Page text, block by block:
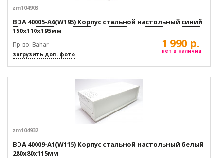
zm104903
BDA 40005-A6(W195) Корпус стальной настольный синий
150x110x195мм
Пр-во: Bahar
загрузить доп. фото
1 990 р.
нет в наличии
zm104932
BDA 40009-A1(W115) Корпус стальной настольный белый
280x80x115мм